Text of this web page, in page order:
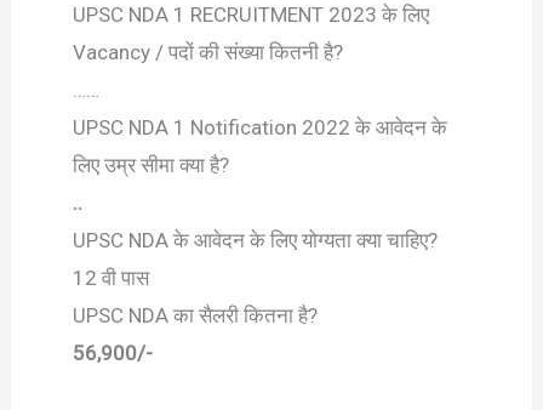
UPSC NDA 1 RECRUITMENT 2023 के लिए
Vacancy / पदों की संख्या कितनी है?
UPSC NDA 1 Notification 2022 के आवेदन के
लिए उम्र सीमा क्या है?
..
UPSC NDA के आवेदन के लिए योग्यता क्या चाहिए?
12 वी पास
UPSC NDA का सैलरी कितना है?
56,900/-